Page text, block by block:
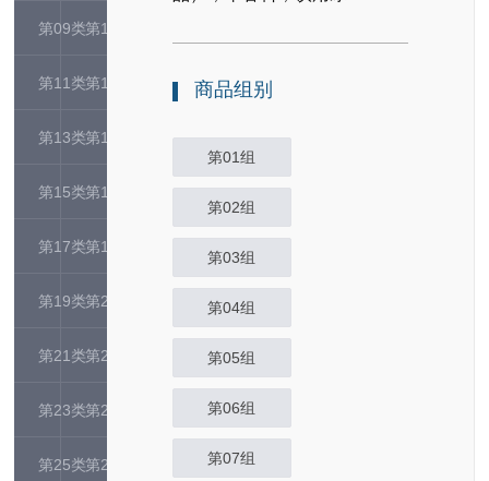
第09类第10类
第11类第12类
第13类第14类
第15类第16类
第17类第18类
第19类第20类
第21类第22类
第23类第24类
第25类第26类
商品组别
第01组
第02组
第03组
第04组
第05组
第06组
第07组